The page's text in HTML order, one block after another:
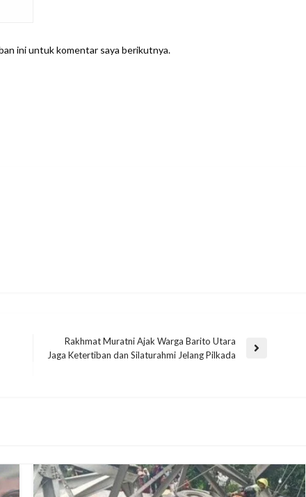
ini untuk komentar saya berikutnya.
Rakhmat Muratni Ajak Warga Barito Utara
Jaga Ketertiban dan Silaturahmi Jelang Pilkada